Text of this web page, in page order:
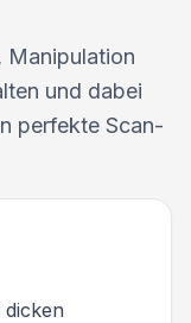
Manipulation
und dabei
perfekte Scan-
dicken